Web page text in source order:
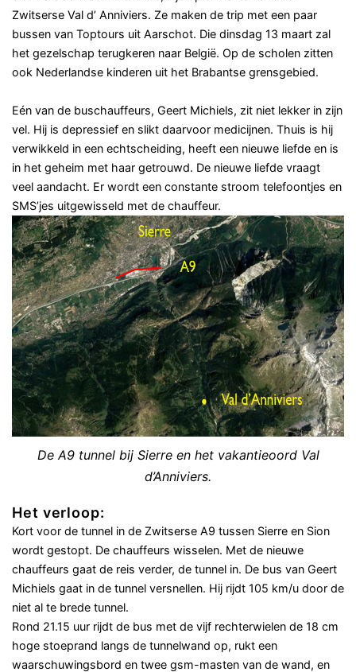
Zwitserse Val d’ Anniviers. Ze maken de trip met een paar
bussen van Toptours uit Aarschot. Die dinsdag 13 maart zal
het gezelschap terugkeren naar België. Op de scholen zitten
ook Nederlandse kinderen uit het Brabantse grensgebied.
Eén van de buschauffeurs, Geert Michiels, zit niet lekker in zijn
vel. Hij is depressief en slikt daarvoor medicijnen. Thuis is hij
verwikkeld in een echtscheiding, heeft een nieuwe liefde en is
in het geheim met haar getrouwd. De nieuwe liefde vraagt
veel aandacht. Er wordt een constante stroom telefoontjes en
SMS’jes uitgewisseld met de chauffeur.
De A9 tunnel bij Sierre en het vakantieoord Val
d’Anniviers.
Het verloop:
Kort voor de tunnel in de Zwitserse A9 tussen Sierre en Sion
wordt gestopt. De chauffeurs wisselen. Met de nieuwe
chauffeurs gaat de reis verder, de tunnel in. De bus van Geert
Michiels gaat in de tunnel versnellen. Hij rijdt 105 km/u door de
niet al te brede tunnel.
Rond 21.15 uur rijdt de bus met de vijf rechterwielen de 18 cm
hoge stoeprand langs de tunnelwand op, rukt een
waarschuwingsbord en twee gsm-masten van de wand, en